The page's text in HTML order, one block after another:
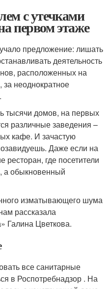
с утечками
первом этаже
предложение: лишать
деятельность
расположенных на
неоднократное
тысячи домов, на первых
различные заведения –
кафе. И зачастую
Даже если на
где посетители
а обыкновенный
изматывающего шума
рассказала
Галина Цветкова.
все санитарные
в Роспотребнадзор . На